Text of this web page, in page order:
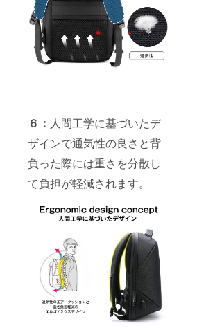
６： 人間工学に基づいたデ
ザインで通気性の良さと背
負った際には重さを分散し
て負担が軽減されます。